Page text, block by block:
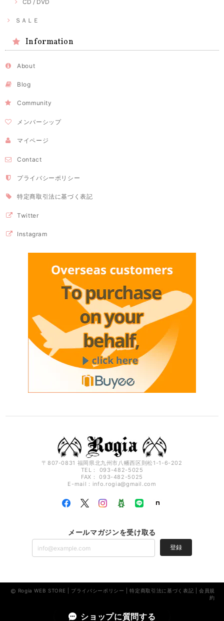
CD / DVD
ＳＡＬＥ
Information
About
Blog
Community
メンバーシップ
マイページ
Contact
プライバシーポリシー
特定商取引法に基づく表記
Twitter
Instagram
〒807-0831 福岡県北九州市八幡西区則松1-1-6-202
TEL： 093-482-5025
FAX： 093-482-5025
E-mail： info.rogia@gmail.com
メールマガジンを受け取る
登録
Rogia WEB STORE | プライバシーポリシー |特定商取引法に基づく表記 |会員規
約
ショップに質問する